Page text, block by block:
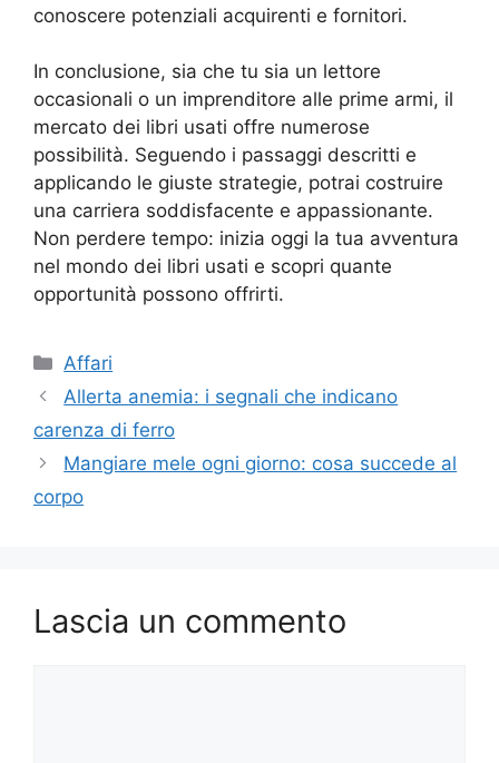
conoscere potenziali acquirenti e fornitori.
In conclusione, sia che tu sia un lettore
occasionali o un imprenditore alle prime armi, il
mercato dei libri usati offre numerose
possibilità. Seguendo i passaggi descritti e
applicando le giuste strategie, potrai costruire
una carriera soddisfacente e appassionante.
Non perdere tempo: inizia oggi la tua avventura
nel mondo dei libri usati e scopri quante
opportunità possono offrirti.
Categorie
Affari
Allerta anemia: i segnali che indicano
carenza di ferro
Mangiare mele ogni giorno: cosa succede al
corpo
Lascia un commento